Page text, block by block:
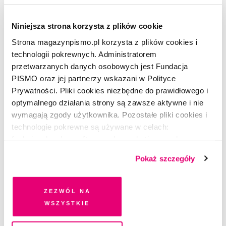
Niniejsza strona korzysta z plików cookie
Strona magazynpismo.pl korzysta z plików cookies i
technologii pokrewnych. Administratorem
przetwarzanych danych osobowych jest Fundacja
PISMO oraz jej partnerzy wskazani w Polityce
Prywatności. Pliki cookies niezbędne do prawidłowego i
optymalnego działania strony są zawsze aktywne i nie
wymagają zgody użytkownika. Pozostałe pliki cookies i
technologie pokrewne są używane w celach:
dobrowolną zgodę na pliki cookies i technologie
pokrewne, zgadzasz się na przechowywanie informacji
na Twoim urządzeniu końcowym lub dostęp do niego i
przetwarzanie danych. Zgodę na wszystkie lub niektóre
chwili wycofać lub ponowić w zakładce "Ustawienia
Pokaż szczegóły
Zezwól na
wszystkie
KRZYSZTOF KAMIL BACZYŃSKI